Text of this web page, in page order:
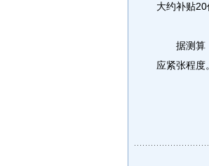
大约补贴
据测算，
应紧张程度。